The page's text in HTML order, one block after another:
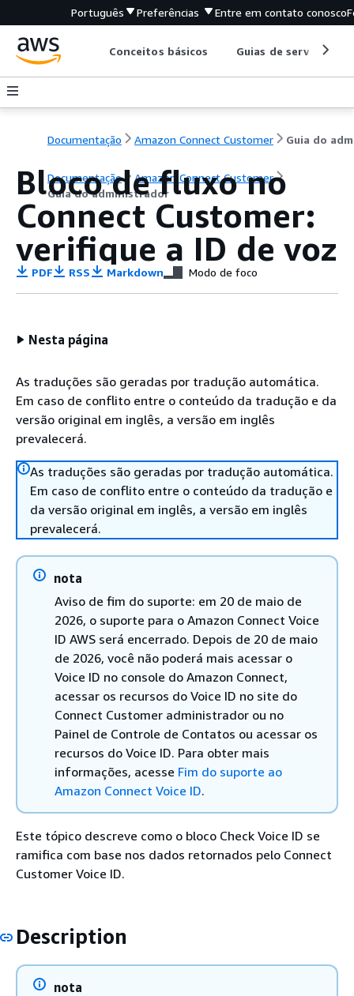
Português Preferências Entre em contato conosco
Conceitos básicos Guias de serviço
Documentação Amazon Connect Customer
Documentação
Amazon Connect Customer
Guia do administrador
Bloco de fluxo no
Connect Customer:
verifique a ID de voz
PDF RSS Markdown Modo de foco
Nesta página
As traduções são geradas por tradução automática.
Em caso de conflito entre o conteúdo da tradução e da
versão original em inglês, a versão em inglês
prevalecerá.
As traduções são geradas por tradução automática.
Em caso de conflito entre o conteúdo da tradução e
da versão original em inglês, a versão em inglês
prevalecerá.
nota
Aviso de fim do suporte: em 20 de maio de
2026, o suporte para o Amazon Connect Voice
ID AWS será encerrado. Depois de 20 de maio
de 2026, você não poderá mais acessar o
Voice ID no console do Amazon Connect,
acessar os recursos do Voice ID no site do
Connect Customer administrador ou no
Painel de Controle de Contatos ou acessar os
recursos do Voice ID. Para obter mais
informações, acesse Fim do suporte ao
Amazon Connect Voice ID.
Este tópico descreve como o bloco Check Voice ID se
ramifica com base nos dados retornados pelo Connect
Customer Voice ID.
Description
nota